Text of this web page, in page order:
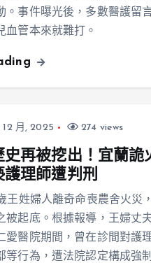
。事件曝光後，多數醫護留
血管本來就難打。
12 月, 2025 274 views
史再被挖出！宜蘭
護理師遭判刑
王姓婦人離奇命喪農舍火災
被起底。根據報導，王婦丈
愛醫院期間，曾在診間對護
等行為，遭法院認定構成強